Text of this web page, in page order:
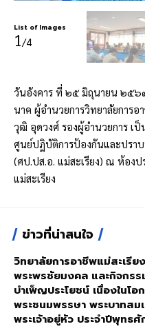
List of Images
1/4
วันอังคาร ที่ ๒๕ มิถุนายน ๒๕๖
นาค ผู้อำนวยการวิทยาลัยการ
วุฒิ อุดวงศ์ รองผู้อำนวยการ เ
ศูนย์ปฏิบัติการป้องกันและปราบ
(ศป.ปส.อ. แม่สะเรียง) ณ ห้อง
แม่สะเรียง
ข่าวที่น่าสนใจ
วิทยาลัยการอาชีพแม่สะเรี
พระพรชัยมงคล และกิจกรร
บำเพ็ญประโยชน์ เนื่องในโอ
พระชนมพรรษา พระบาทสม
พระเจ้าอยู่หัว ประจำปีพุทธ